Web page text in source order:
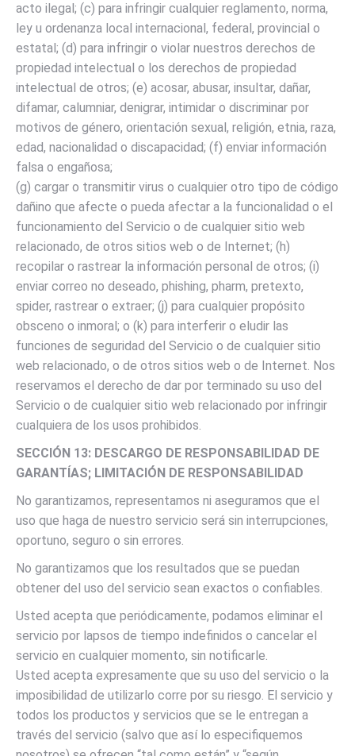
acto ilegal; (c) para infringir cualquier reglamento, norma,
ley u ordenanza local internacional, federal, provincial o
estatal; (d) para infringir o violar nuestros derechos de
propiedad intelectual o los derechos de propiedad
intelectual de otros; (e) acosar, abusar, insultar, dañar,
difamar, calumniar, denigrar, intimidar o discriminar por
motivos de género, orientación sexual, religión, etnia, raza,
edad, nacionalidad o discapacidad; (f) enviar información
falsa o engañosa;
(g) cargar o transmitir virus o cualquier otro tipo de código
dañino que afecte o pueda afectar a la funcionalidad o el
funcionamiento del Servicio o de cualquier sitio web
relacionado, de otros sitios web o de Internet; (h)
recopilar o rastrear la información personal de otros; (i)
enviar correo no deseado, phishing, pharm, pretexto,
spider, rastrear o extraer; (j) para cualquier propósito
obsceno o inmoral; o (k) para interferir o eludir las
funciones de seguridad del Servicio o de cualquier sitio
web relacionado, o de otros sitios web o de Internet. Nos
reservamos el derecho de dar por terminado su uso del
Servicio o de cualquier sitio web relacionado por infringir
cualquiera de los usos prohibidos.
SECCIÓN 13: DESCARGO DE RESPONSABILIDAD DE
GARANTÍAS; LIMITACIÓN DE RESPONSABILIDAD
No garantizamos, representamos ni aseguramos que el
uso que haga de nuestro servicio será sin interrupciones,
oportuno, seguro o sin errores.
No garantizamos que los resultados que se puedan
obtener del uso del servicio sean exactos o confiables.
Usted acepta que periódicamente, podamos eliminar el
servicio por lapsos de tiempo indefinidos o cancelar el
servicio en cualquier momento, sin notificarle.
Usted acepta expresamente que su uso del servicio o la
imposibilidad de utilizarlo corre por su riesgo. El servicio y
todos los productos y servicios que se le entregan a
través del servicio (salvo que así lo especifiquemos